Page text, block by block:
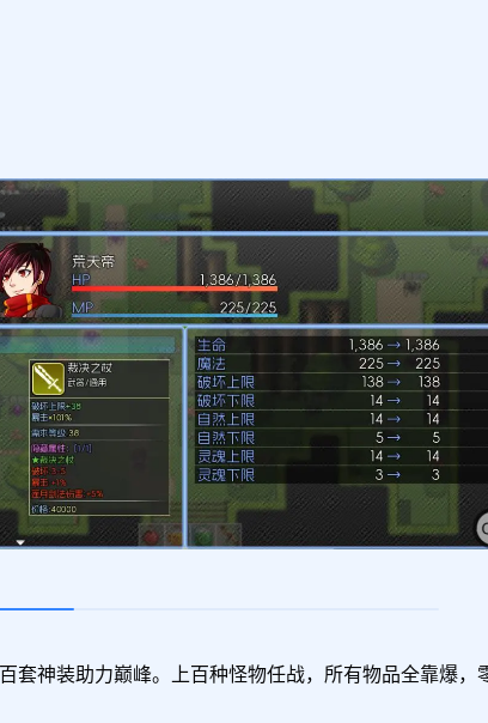
套神装助力巅峰。上百种怪物任战，所有物品全靠爆，